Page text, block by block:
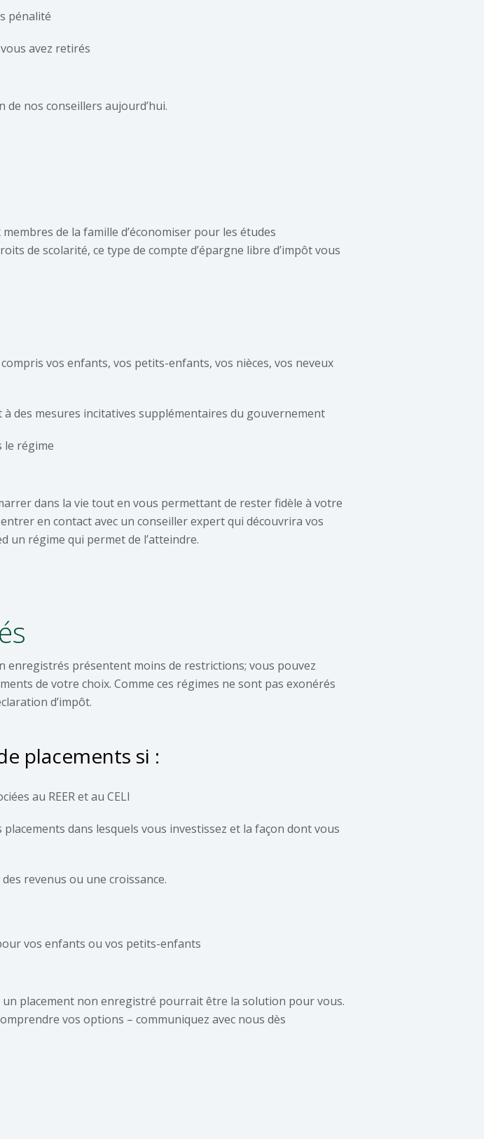
pénalité
avez retirés
de nos conseillers aujourd’hui.
de la famille d’économiser pour les études
de scolarité, ce type de compte d’épargne libre d’impôt vous
vos enfants, vos petits-enfants, vos nièces, vos neveux
des mesures incitatives supplémentaires du gouvernement
le régime
dans la vie tout en vous permettant de rester fidèle à votre
en contact avec un conseiller expert qui découvrira vos
un régime qui permet de l’atteindre.
enregistrés présentent moins de restrictions; vous pouvez
de votre choix. Comme ces régimes ne sont pas exonérés
d’impôt.
placements si :
au REER et au CELI
dans lesquels vous investissez et la façon dont vous
revenus ou une croissance.
vos enfants ou vos petits-enfants
placement non enregistré pourrait être la solution pour vous.
vos options – communiquez avec nous dès